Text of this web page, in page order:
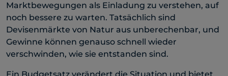
Marktbewegungen als Einladung zu verstehen, auf
noch bessere zu warten. Tatsächlich sind
Devisenmärkte von Natur aus unberechenbar, und
Gewinne können genauso schnell wieder
verschwinden, wie sie entstanden sind.